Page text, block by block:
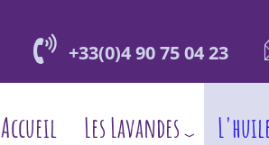
+33(0)4 90 75 04 23
Accueil Les Lavandes